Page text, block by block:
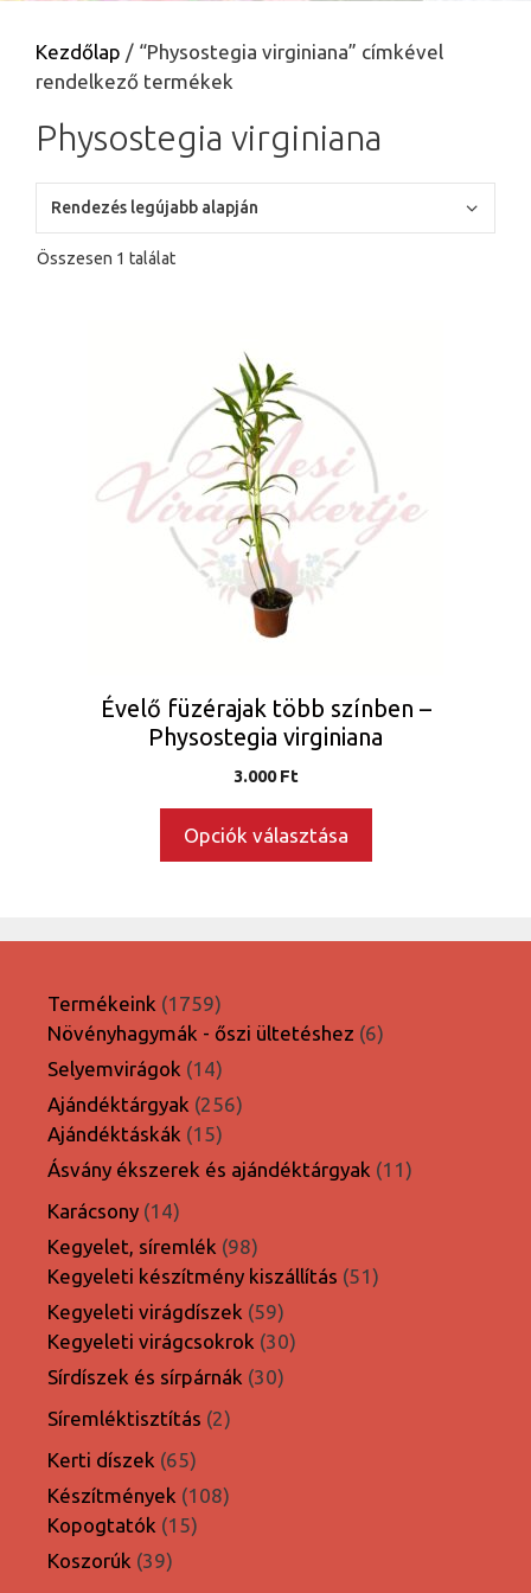
Kezdőlap / “Physostegia virginiana” címkével
rendelkező termékek
Physostegia virginiana
Összesen 1 találat
Évelő füzérajak több színben –
Physostegia virginiana
3.000Ft
Opciók választása
Termékeink 17591759
termék
Növényhagymák - őszi ültetéshez 66
Selyemvirágok 1414
termék
Ajándéktárgyak 256256
Ajándéktáskák 1515
termék
Ásvány ékszerek és ajándéktárgyak 1111
Karácsony 1414
termék
Kegyelet, síremlék 9898
termék
Kegyeleti készítmény kiszállítás 5151
Kegyeleti virágdíszek 5959
termék
Kegyeleti virágcsokrok 3030
Sírdíszek és sírpárnák 3030
Síremléktisztítás 22
Kerti díszek 6565
termék
Készítmények 108108
Kopogtatók 1515
Koszorúk 3939